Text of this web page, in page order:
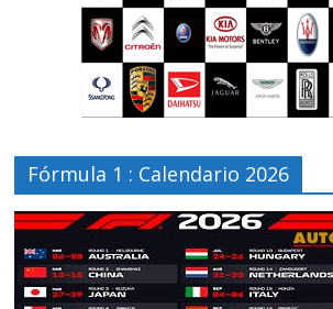
Fórmula 1 : Calendario 2026